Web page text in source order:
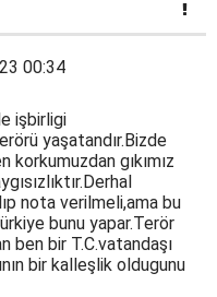
00:34
işbirligi
yaşatandır.Bizde
korkumuzdan gıkımız
nota verilmeli,ama bu
bunu yapar.Terör
ben bir T.C.vatandaşı
bir kalleşlik oldugunu